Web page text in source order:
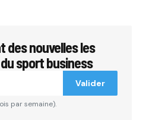
sera pas publiée.Les
indiqués avec*
des nouvelles les
sport business
Valider
par semaine).